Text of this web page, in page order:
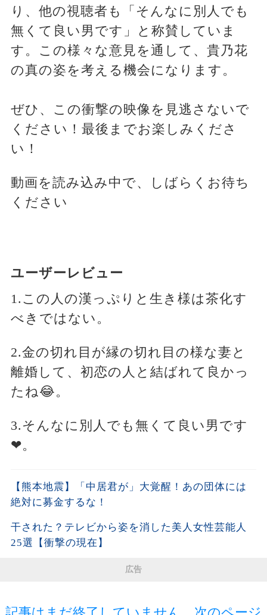
り、他の視聴者も「そんなに別人でも
無くて良い男です」と称賛していま
す。この様々な意見を通して、貴乃花
の真の姿を考える機会になります。
ぜひ、この衝撃の映像を見逃さないで
ください！最後までお楽しみくださ
い！
動画を読み込み中で、しばらくお待ち
ください
ユーザーレビュー
1.この人の漢っぷりと生き様は茶化す
べきではない。
2.金の切れ目が縁の切れ目の様な妻と
離婚して、初恋の人と結ばれて良かっ
たね😂。
3.そんなに別人でも無くて良い男です
❤。
【熊本地震】「中居君が」大覚醒！あの団体には
絶対に募金するな！
干された？テレビから姿を消した美人女性芸能人
25選【衝撃の現在】
広告